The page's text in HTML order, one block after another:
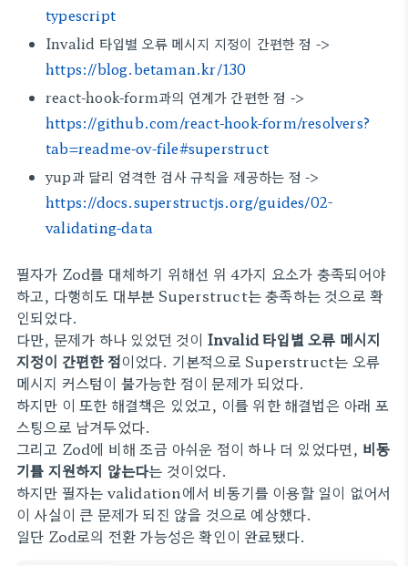
typescript
Invalid 타입별 오류 메시지 지정이 간편한 점 ->
https://blog.betaman.kr/130
react-hook-form과의 연계가 간편한 점 ->
https://github.com/react-hook-form/resolvers?
tab=readme-ov-file#superstruct
yup과 달리 엄격한 검사 규칙을 제공하는 점 ->
https://docs.superstructjs.org/guides/02-
validating-data
필자가 Zod를 대체하기 위해선 위 4가지 요소가 충족되어야
하고, 다행히도 대부분 Superstruct는 충족하는 것으로 확
인되었다.
다만, 문제가 하나 있었던 것이 Invalid 타입별 오류 메시지
지정이 간편한 점이었다. 기본적으로 Superstruct는 오류
메시지 커스텀이 불가능한 점이 문제가 되었다.
하지만 이 또한 해결책은 있었고, 이를 위한 해결법은 아래 포
스팅으로 남겨두었다.
그리고 Zod에 비해 조금 아쉬운 점이 하나 더 있었다면, 비동
기를 지원하지 않는다는 것이었다.
하지만 필자는 validation에서 비동기를 이용할 일이 없어서
이 사실이 큰 문제가 되진 않을 것으로 예상했다.
일단 Zod로의 전환 가능성은 확인이 완료됐다.